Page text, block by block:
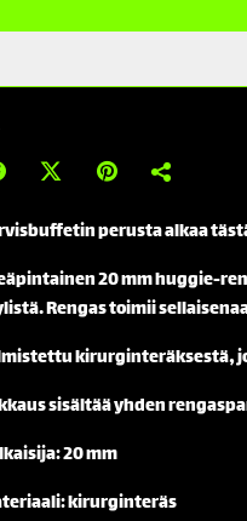
perusta alkaa
20 mm huggie-
Rengas toimii
kirurginteräksestä,
sisältää yhden
20 mm
kirurginteräs